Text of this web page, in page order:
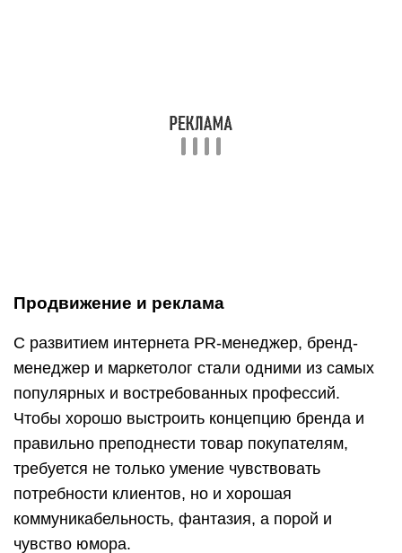
Чтобы хорошо выстроить концепцию бренда и
правильно преподнести товар покупателям,
Педагогика
Принято считать, что преподаватели в России
получают мало. Однако это относится только к
работникам государственных образовательных
учреждений. Множество частных школ готовы
предложить классным специалистам достойную
зарплату. Ещё более прибыльным делом при
должном мастерстве может стать репетиторство.
Кроме того, эта работа всегда остаётся
востребованной. Помимо отличного знания